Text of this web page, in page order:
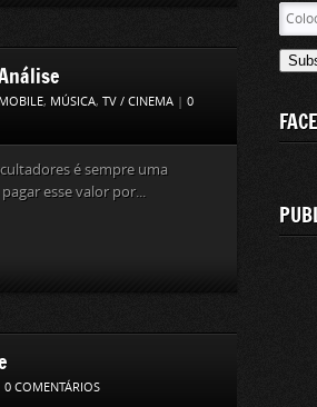
MOBILE, MÚSICA, TV / CINEMA | 0
é sempre uma
esse valor por...
0 COMENTÁRIOS
aqui
o
de
email